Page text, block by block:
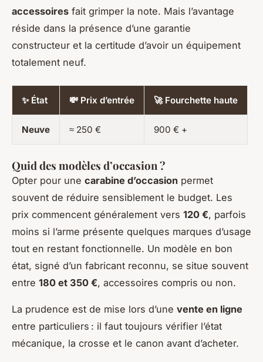
accessoires fait grimper la note. Mais l’avantage
réside dans la présence d’une garantie
constructeur et la certitude d’avoir un équipement
totalement neuf.
✨ État 💸 Prix d’entrée 🚀 Fourchette haute
Neuve ≈ 250 € 900 € +
Quid des modèles d’occasion ?
Opter pour une carabine d’occasion permet
souvent de réduire sensiblement le budget. Les
prix commencent généralement vers 120 €, parfois
moins si l’arme présente quelques marques d’usage
tout en restant fonctionnelle. Un modèle en bon
état, signé d’un fabricant reconnu, se situe souvent
entre 180 et 350 €, accessoires compris ou non.
La prudence est de mise lors d’une vente en ligne
entre particuliers : il faut toujours vérifier l’état
mécanique, la crosse et le canon avant d’acheter.